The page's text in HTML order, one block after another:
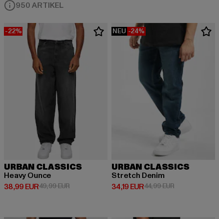
950 ARTIKEL
-22%
URBAN CLASSICS
Heavy Ounce
38,99 EUR
Derzeitiger Preis: 38,99 EUR
49,99 EURAktionspreis: 49,99 EUR
NEU -24%
URBAN CLASSICS
Stretch Denim
34,19 EUR
Derzeitiger Preis: 34,19 EUR
44,99 EURAktionspreis: